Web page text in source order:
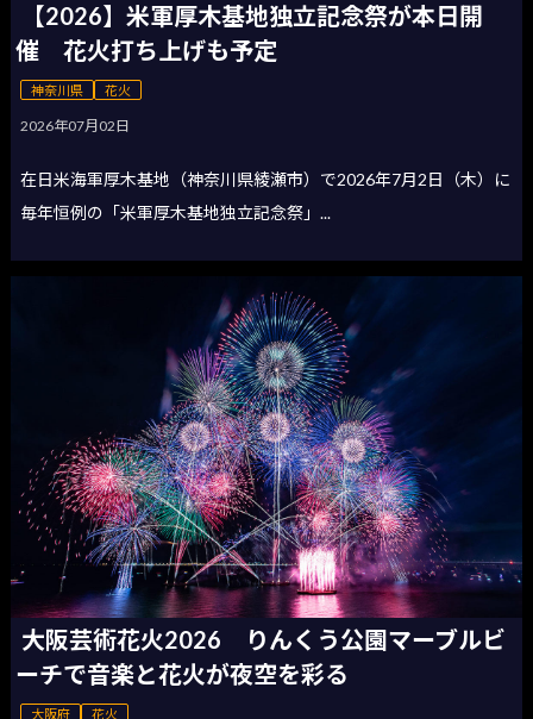
【2026】米軍厚木基地独立記念祭が本日開
催 花火打ち上げも予定
神奈川県 花火
2026年07月02日
在日米海軍厚木基地（神奈川県綾瀬市）で2026年7月2日（木）に
毎年恒例の「米軍厚木基地独立記念祭」...
大阪芸術花火2026 りんくう公園マーブルビ
ーチで音楽と花火が夜空を彩る
大阪府 花火